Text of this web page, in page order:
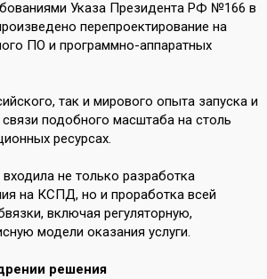
Указа Президента РФ №166 в
перепроектирование на
ПО и программно-аппаратных
так и мирового опыта запуска и
связи подобного масштаба на столь
ресурсах.
не только разработка
на КСПД, но и проработка всей
включая регуляторную,
модели оказания услуги.
решения